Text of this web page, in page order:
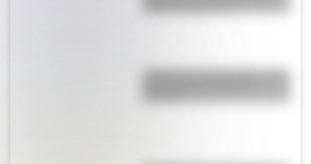
alta de Sudamérica?
¿Sabías que Buenos Aires tiene
Romano?